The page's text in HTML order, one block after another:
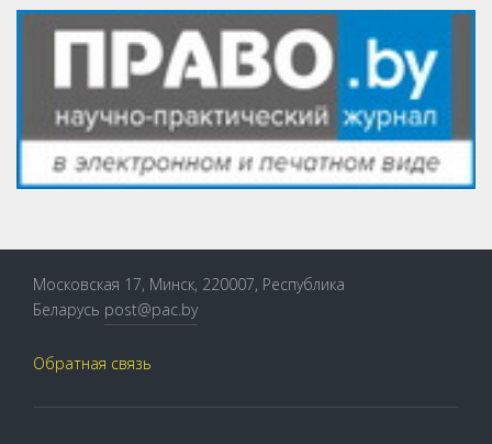
Московская 17, Минск, 220007, Республика
Беларусь post@pac.by
Обратная связь